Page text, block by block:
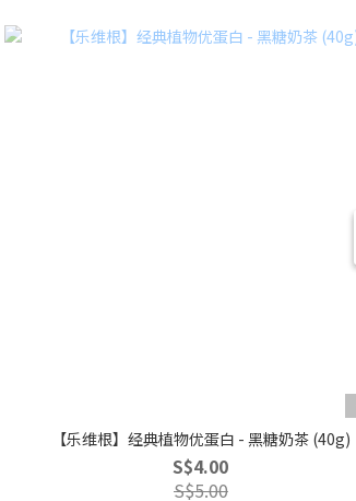
【乐维根】经典植物优蛋白 - 黑糖奶茶 (40g)
S$4.00
S$5.00